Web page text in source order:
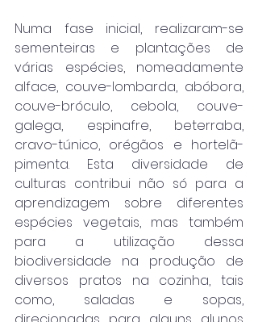
Numa fase inicial, realizaram-se
sementeiras e plantações de
várias espécies, nomeadamente
alface, couve-lombarda, abóbora,
couve-bróculo, cebola, couve-
galega, espinafre, beterraba,
cravo-túnico, orégãos e hortelã-
pimenta. Esta diversidade de
culturas contribui não só para a
aprendizagem sobre diferentes
espécies vegetais, mas também
para a utilização dessa
biodiversidade na produção de
diversos pratos na cozinha, tais
como, saladas e sopas,